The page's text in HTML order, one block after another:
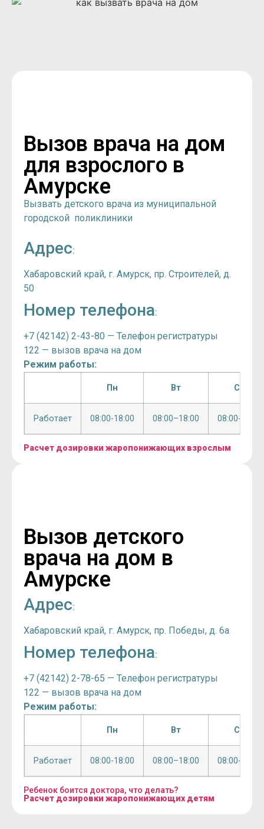
Вызов врача на дом
для взрослого в
Амурске
Вызвать детского врача из муниципальной
городской поликлиники
Адрес:
Хабаровский край, г. Амурск, пр. Строителей, д.
50
Номер телефона:
+7 (42142) 2-43-80 — Телефон регистратуры
122 — вызов врача на дом
Режим работы:
Пн Вт Ср
Работает 08:00-18:00 08:00–18:00 08:00-18:00
Расчет дозировки жаропонижающих взрослым
Вызов детского
врача на дом в
Амурске
Адрес:
Хабаровский край, г. Амурск, пр. Победы, д. 6а
Номер телефона:
+7 (42142) 2-78-65 — Телефон регистратуры
122 — вызов врача на дом
Режим работы:
Пн Вт Ср
Работает 08:00-18:00 08:00–18:00 08:00-18:00
Ребенок боится доктора, что делать?
Расчет дозировки жаропонижающих детям